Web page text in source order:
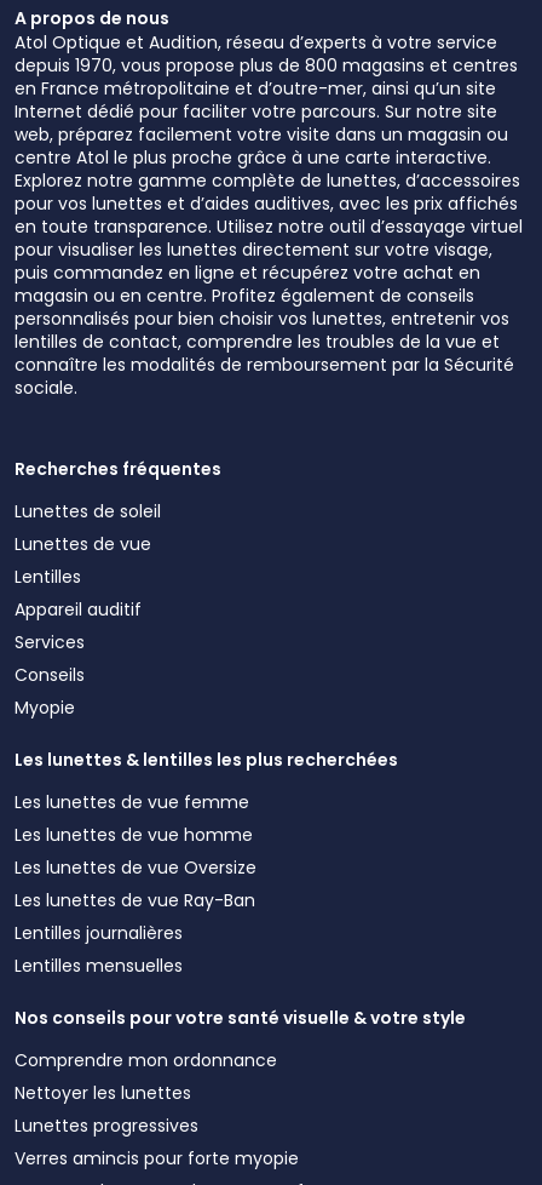
A propos de nous
Atol Optique et Audition, réseau d’experts à votre service
depuis 1970, vous propose plus de 800 magasins et centres
en France métropolitaine et d’outre-mer, ainsi qu’un site
Internet dédié pour faciliter votre parcours. Sur notre site
web, préparez facilement votre visite dans un magasin ou
centre Atol le plus proche grâce à une carte interactive.
Explorez notre gamme complète de lunettes, d’accessoires
pour vos lunettes et d’aides auditives, avec les prix affichés
en toute transparence. Utilisez notre outil d’essayage virtuel
pour visualiser les lunettes directement sur votre visage,
puis commandez en ligne et récupérez votre achat en
magasin ou en centre. Profitez également de conseils
personnalisés pour bien choisir vos lunettes, entretenir vos
lentilles de contact, comprendre les troubles de la vue et
connaître les modalités de remboursement par la Sécurité
sociale.
Recherches fréquentes
Lunettes de soleil
Lunettes de vue
Lentilles
Appareil auditif
Services
Conseils
Myopie
Les lunettes & lentilles les plus recherchées
Les lunettes de vue femme
Les lunettes de vue homme
Les lunettes de vue Oversize
Les lunettes de vue Ray-Ban
Lentilles journalières
Lentilles mensuelles
Nos conseils pour votre santé visuelle & votre style
Comprendre mon ordonnance
Nettoyer les lunettes
Lunettes progressives
Verres amincis pour forte myopie